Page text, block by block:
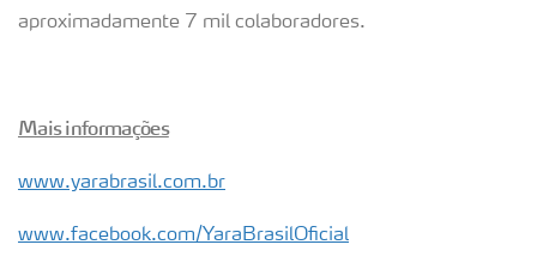
aproximadamente 7 mil colaboradores.
Mais informações
www.yarabrasil.com.br
www.facebook.com/YaraBrasilOficial